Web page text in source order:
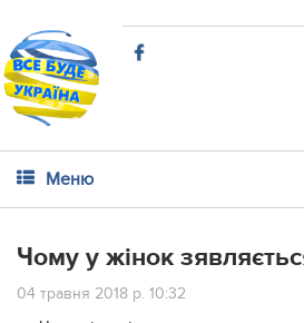
Меню
Чому у жінок
04 травня 2018 р. 10:32